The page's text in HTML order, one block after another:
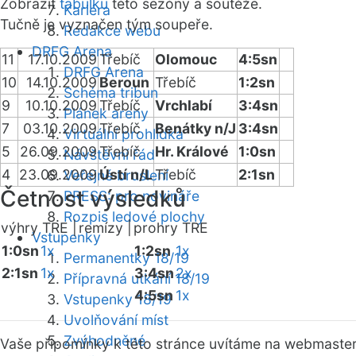
Kariéra
Redakce webu
DRFG Arena
DRFG Arena
Schéma tribun
Plánek areny
Virtuální prohlídka
Návštěvní řád
Veřejné bruslení
PRESS: pro novináře
Rozpis ledové plochy
Vstupenky
Permanentky 18/19
Přípravná utkání 18/19
Vstupenky 18/19
Uvolňování míst
Zvýhodněné
Zobrazit tabulku této sezóny a soutěže.
Tučně je vyznačen tým soupeře.
11 17.10.2009Třebíč Olomouc
4:5sn
10
14.10.2009Beroun Třebíč
1:2sn
9
10.10.2009Třebíč Vrchlabí
3:4sn
7
03.10.2009Třebíč Benátky n/J 3:4sn
5
26.09.2009Třebíč Hr. Králové
1:0sn
4 23.09.2009Ústí n/LTřebíč 2:1sn
Četnost výsledků
výhry TRE |remízy | prohry TRE
1:0sn1x
2:1sn 1x
1:2sn 1x
3:4sn2x
4:5sn 1x
Vaše připomínky k této stránce uvítáme na webmaster